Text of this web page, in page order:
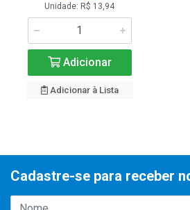
Unidade: R$ 13,94
Adicionar
Adicionar à Lista
Cadastre-se para receber